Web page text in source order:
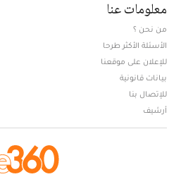
معلومات عنا
من نحن ؟
الأسئلة الأكثر طرحا
للإعلان على موقعنا
بيانات قانونية
للإتصال بنا
أرشيف